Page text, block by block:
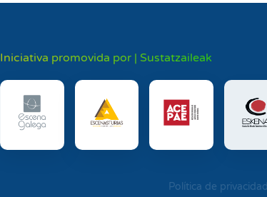
Iniciativa promovida por | Sustatzaileak
Política de privacidad